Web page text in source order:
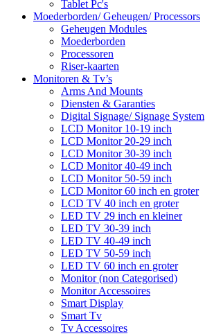
Tablet Pc's
Moederborden/ Geheugen/ Processors
Geheugen Modules
Moederborden
Processoren
Riser-kaarten
Monitoren & Tv’s
Arms And Mounts
Diensten & Garanties
Digital Signage/ Signage System
LCD Monitor 10-19 inch
LCD Monitor 20-29 inch
LCD Monitor 30-39 inch
LCD Monitor 40-49 inch
LCD Monitor 50-59 inch
LCD Monitor 60 inch en groter
LCD TV 40 inch en groter
LED TV 29 inch en kleiner
LED TV 30-39 inch
LED TV 40-49 inch
LED TV 50-59 inch
LED TV 60 inch en groter
Monitor (non Categorised)
Monitor Accessoires
Smart Display
Smart Tv
Tv Accessoires